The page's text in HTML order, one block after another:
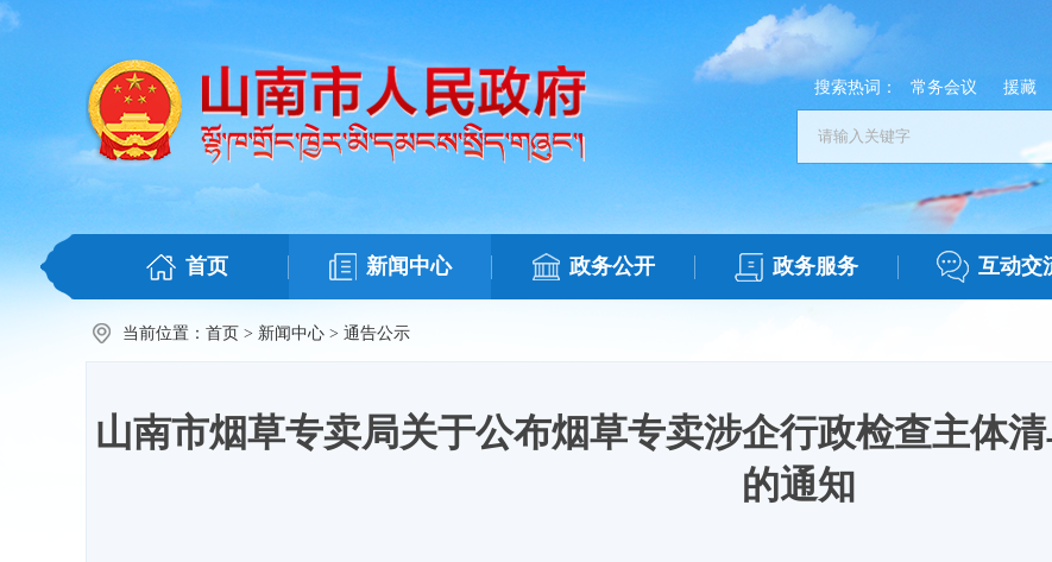
搜索热词： 常务会议 援藏
首页 新闻中心 政务公开 政务服务 互动交
当前位置： 首页 > 新闻中心 > 通告公示
山南市烟草专卖局关于公布烟草专卖涉企行政检查主体
的通知